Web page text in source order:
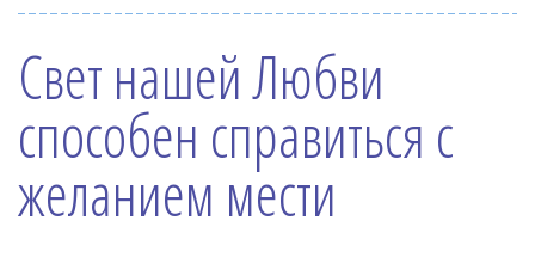
Номера песен
Свет нашей Любви
способен справиться с
желанием мести